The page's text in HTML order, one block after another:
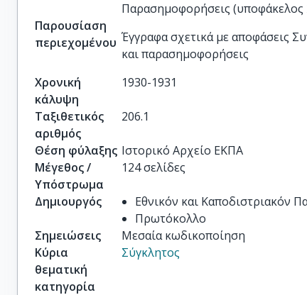
Παρασημοφορήσεις (υποφάκελος
Παρουσίαση
περιεχομένου Έγγραφα σχετικά με αποφάσεις
και παρασημοφορήσεις
Χρονική
κάλυψη
1930-1931
Ταξιθετικός
αριθμός
206.1
Θέση φύλαξης Ιστορικό Αρχείο ΕΚΠΑ
Μέγεθος /
Υπόστρωμα
124 σελίδες
Δημιουργός
Εθνικόν και Καποδιστριακόν
Πρωτόκολλο
Σημειώσεις
Μεσαία κωδικοποίηση
Κύρια
θεματική
κατηγορία
Σύγκλητος